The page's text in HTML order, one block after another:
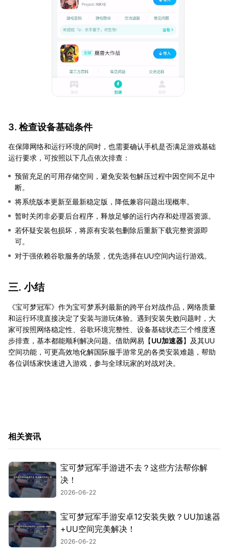
3. 检查设备基础条件
在保障网络和运行环境的同时，也需要确认手机是否满足游戏基础
运行要求，可按照以下几点依次排查：
预留充足的可用存储空间，避免安装包解压过程中因空间不足中
断。
将系统版本更新至最新稳定版，降低兼容问题出现概率。
暂时关闭非必要后台程序，释放足够的运行内存和处理器资源。
若怀疑安装包损坏，将原有安装包删除后重新下载完整资源即
可。
对于强依赖谷歌服务的场景，优先选择在UU空间内运行游戏。
三. 小结
《宝可梦冠军》作为宝可梦系列最新的跨平台对战作品，网络质量
和运行环境直接决定了安装与游玩体验。遇到安装失败问题时，大
家可按照网络稳定性、谷歌环境完整性、设备基础状态三个维度逐
步排查，基本都能顺利解决问题。借助网易【UU加速器】及其UU
空间功能，可更高效地化解国际服手游常见的各类安装难题，帮助
各位训练家快速进入游戏，参与全球玩家的对战对决。
相关资讯
宝可梦冠军手游进不去？这些方法帮你解
决！
2026-06-22
宝可梦冠军手游安卓12安装失败？UU加速器
+UU空间完美解决！
2026-06-22